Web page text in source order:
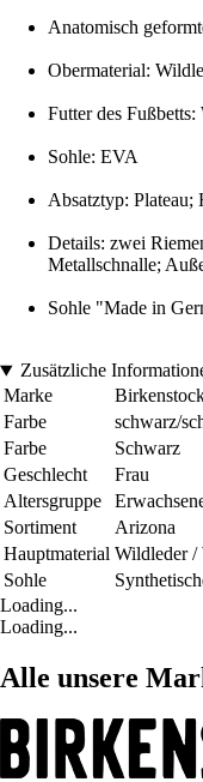
Anatomisch
Obermaterial:
Futter des
Sohle: EVA
Absatztyp: Plateau;
Details: zwei
Metallschnalle;
Sohle "Made in
Zusätzliche
Marke
Farbe
schwarz/
Farbe
Schwarz
Geschlecht
Frau
Altersgruppe
Sortiment
Arizona
Hauptmaterial Wildleder /
Sohle
Loading...
Loading...
Alle unsere